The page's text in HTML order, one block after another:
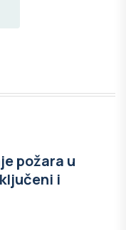
požara u
i